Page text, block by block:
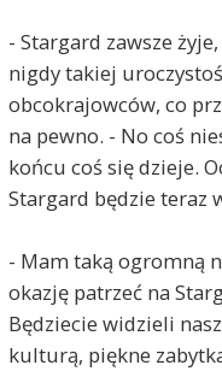
- Stargard zawsze
nigdy takiej
obcokrajowców, co
na pewno. - No coś
końcu coś się dzieje.
Stargard będzie teraz
- Mam taką ogromną
okazję patrzeć na
Będziecie widzieli
kulturą, piękne